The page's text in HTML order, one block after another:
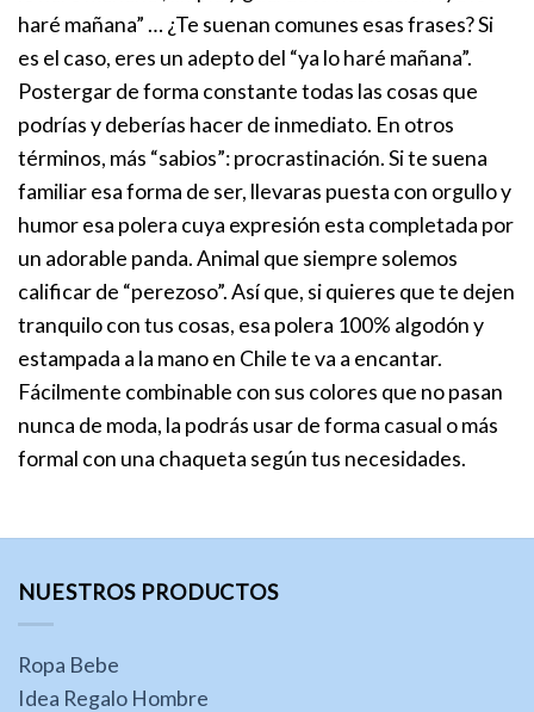
haré mañana” … ¿Te suenan comunes esas frases? Si
es el caso, eres un adepto del “ya lo haré mañana”.
Postergar de forma constante todas las cosas que
podrías y deberías hacer de inmediato. En otros
términos, más “sabios”: procrastinación. Si te suena
familiar esa forma de ser, llevaras puesta con orgullo y
humor esa polera cuya expresión esta completada por
un adorable panda. Animal que siempre solemos
calificar de “perezoso”. Así que, si quieres que te dejen
tranquilo con tus cosas, esa polera 100% algodón y
estampada a la mano en Chile te va a encantar.
Fácilmente combinable con sus colores que no pasan
nunca de moda, la podrás usar de forma casual o más
formal con una chaqueta según tus necesidades.
NUESTROS PRODUCTOS
Ropa Bebe
Idea Regalo Hombre